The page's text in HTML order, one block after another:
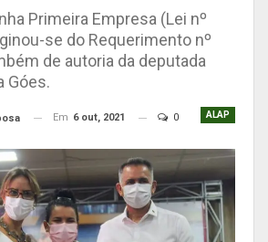
Primeira Empresa (Lei nº
se do Requerimento nº
de autoria da deputada
Góes.
ALAP
Em 6 out, 2021 0